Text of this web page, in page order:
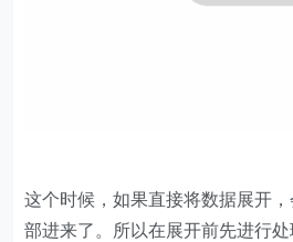
这个时候，如果直接将数据展开
部进来了。所以在展开前先进行处